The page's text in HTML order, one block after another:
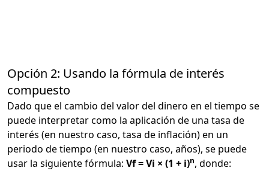
Opción 2: Usando la fórmula de interés
compuesto
Dado que el cambio del valor del dinero en el tiempo se
puede interpretar como la aplicación de una tasa de
interés (en nuestro caso, tasa de inflación) en un
periodo de tiempo (en nuestro caso, años), se puede
usar la siguiente fórmula: Vf = Vi × (1 + i)n, donde: